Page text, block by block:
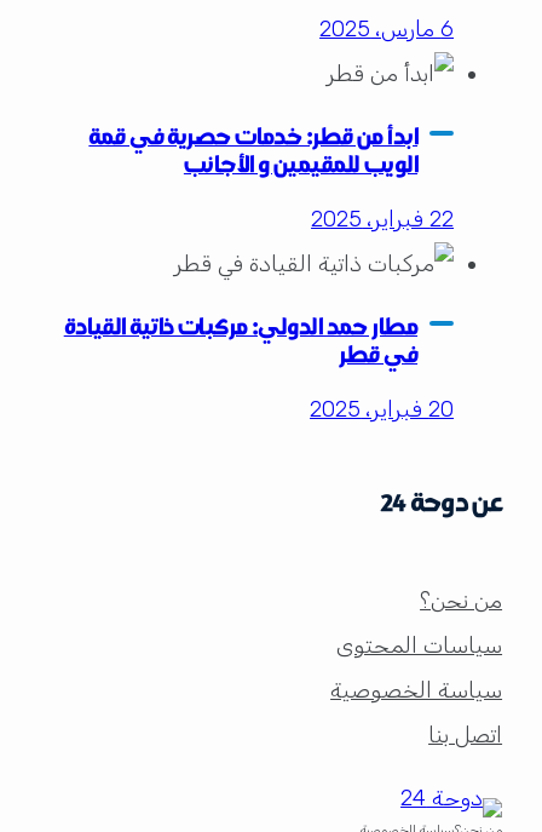
6 مارس، 2025
ابدأ من قطر: خدمات حصرية في قمة
الويب للمقيمين و الأجانب
22 فبراير، 2025
مطار حمد الدولي: مركبات ذاتية القيادة
في قطر
20 فبراير، 2025
عن دوحة 24
من نحن؟
سياسات المحتوى
سياسة الخصوصية
اتصل بنا